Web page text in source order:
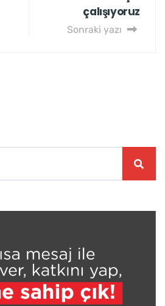
çalışıyoruz
Sonraki yazı